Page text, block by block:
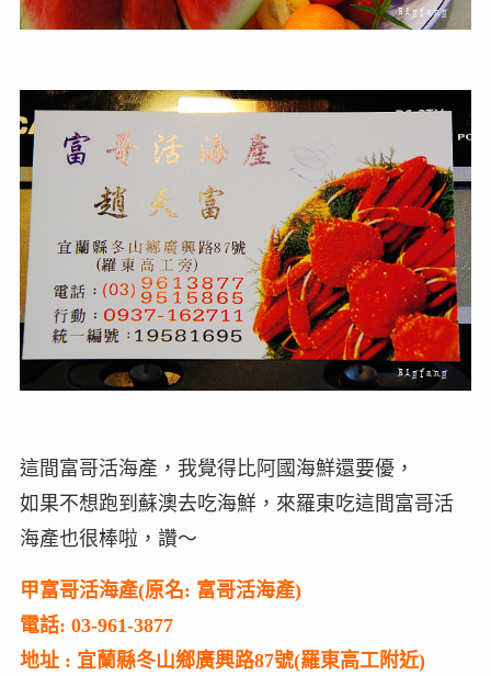
這間富哥活海產，我覺得比阿國海鮮還要優，
如果不想跑到蘇澳去吃海鮮，來羅東吃這間富哥活
海產也很棒啦，讚～
甲富哥活海產(原名: 富哥活海產)
電話: 03-961-3877
地址 : 宜蘭縣冬山鄉廣興路87號(羅東高工附近)